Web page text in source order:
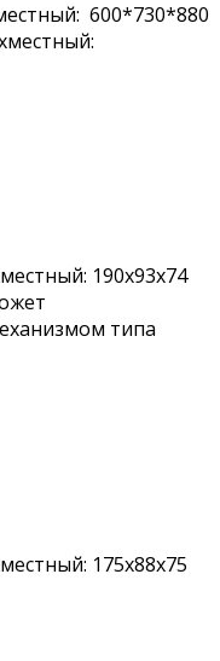
600*730*880
190х93х74
типа
175х88х75